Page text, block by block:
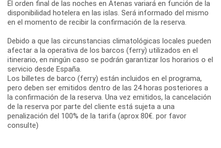
El orden final de las noches en Atenas variará en función de la
disponibilidad hotelera en las islas. Será informado del mismo
en el momento de recibir la confirmación de la reserva.
Debido a que las circunstancias climatológicas locales pueden
afectar a la operativa de los barcos (ferry) utilizados en el
itinerario, en ningún caso se podrán garantizar los horarios o el
servicio desde España.
Los billetes de barco (ferry) están incluidos en el programa,
pero deben ser emitidos dentro de las 24 horas posteriores a
la confirmación de la reserva. Una vez emitidos, la cancelación
de la reserva por parte del cliente está sujeta a una
penalización del 100% de la tarifa (aprox 80€. por favor
consulte)